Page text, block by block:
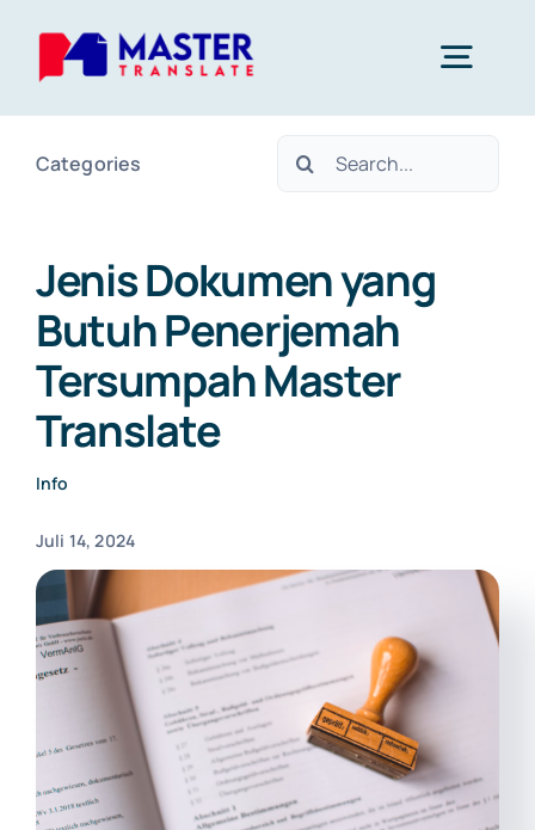
Home
About Us
Categories
Search
Jenis Dokumen yang
Butuh Penerjemah
Tersumpah Master
Translate
Info
Juli 14, 2024